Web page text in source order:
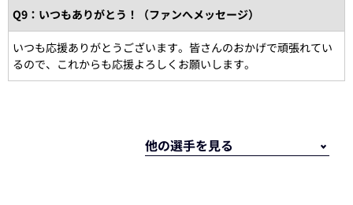
Q9：いつもありがとう！（ファンへメッセージ）
いつも応援ありがとうございます。皆さんのおかげで頑張れてい
るので、これからも応援よろしくお願いします。